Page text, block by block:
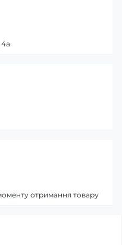
отримання товару